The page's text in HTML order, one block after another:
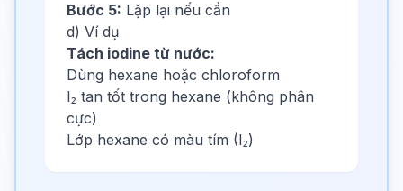
Bước 5: Lặp lại nếu cần
d) Ví dụ
Tách iodine từ nước:
Dùng hexane hoặc chloroform
I₂ tan tốt trong hexane (không phân
cực)
Lớp hexane có màu tím (I₂)